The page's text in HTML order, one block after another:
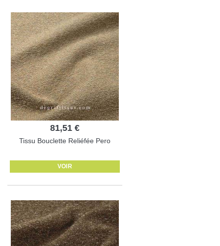
81,51 €
Tissu Bouclette Reliéfée Pero
VOIR